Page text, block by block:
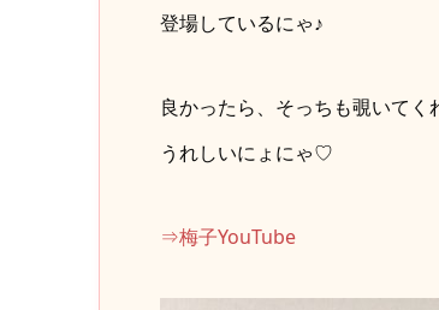
登場しているにゃ♪
良かったら、そっちも覗いてく
うれしいにょにゃ♡
⇒梅子YouTube